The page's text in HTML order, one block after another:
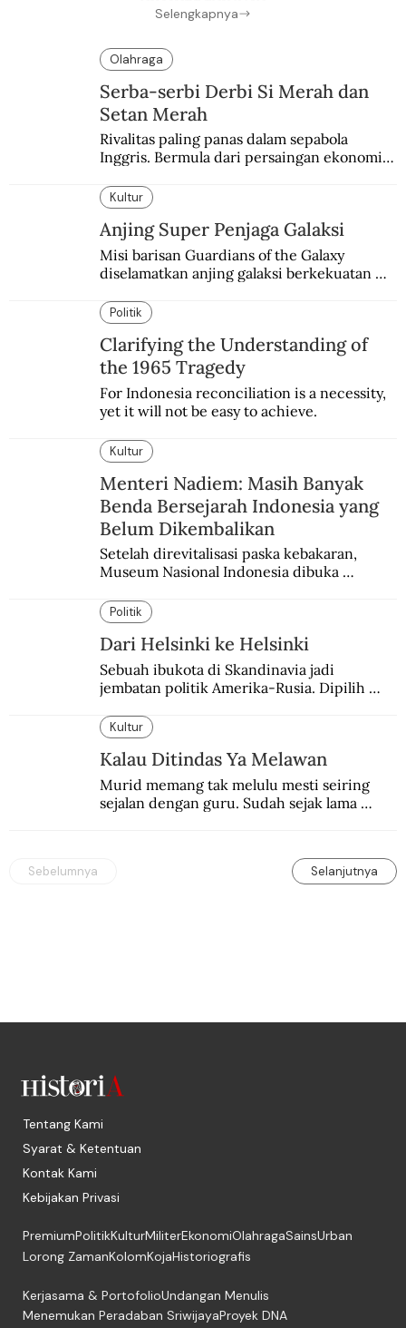
Selengkapnya
Olahraga
Serba-serbi Derbi Si Merah dan
Setan Merah
Rivalitas paling panas dalam sepabola
Inggris. Bermula dari persaingan ekonomi
Kultur
Anjing Super Penjaga Galaksi
Misi barisan Guardians of the Galaxy
diselamatkan anjing galaksi berkekuatan
si martir antariksa Soviet.
Politik
Clarifying the Understanding of
the 1965 Tragedy
For Indonesia reconciliation is a necessity,
yet it will not be easy to achieve.
Kultur
Menteri Nadiem: Masih Banyak
Benda Bersejarah Indonesia yang
Belum Dikembalikan
Setelah direvitalisasi paska kebakaran,
Museum Nasional Indonesia dibuka
Pameran Repatriasi 2024.
Politik
Dari Helsinki ke Helsinki
Sebuah ibukota di Skandinavia jadi
jembatan politik Amerika-Rusia. Dipilih
Kultur
Kalau Ditindas Ya Melawan
Murid memang tak melulu mesti seiring
sejalan dengan guru. Sudah sejak lama
Sebelumnya Selanjutnya
Tentang Kami
Syarat & Ketentuan
Kontak Kami
Kebijakan Privasi
PremiumPolitikKulturMiliterEkonomiOlahragaSainsUrban
Lorong ZamanKolomKojaHistoriografis
Kerjasama & PortofolioUndangan Menulis
Menemukan Peradaban SriwijayaProyek DNA